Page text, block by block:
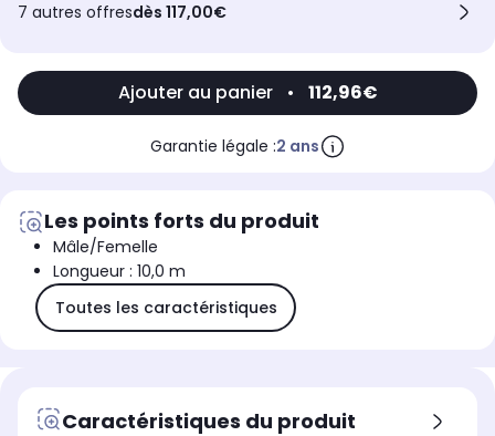
7 autres offresdès 117,00€
Ajouter au panier • 112,96€
Garantie légale :2 ans
Les points forts du produit
Mâle/Femelle
Longueur : 10,0 m
Toutes les caractéristiques
Caractéristiques du produit